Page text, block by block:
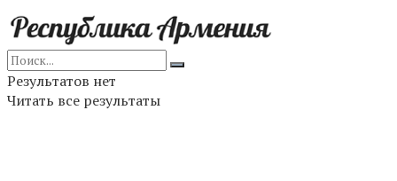
Результатов нет
Читать все результаты